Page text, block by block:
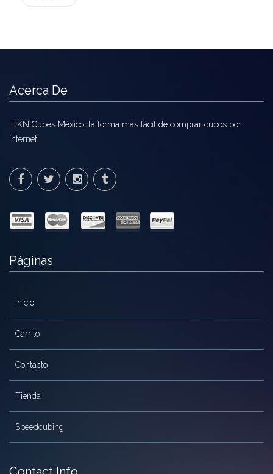
Acerca De
¡HKN Cubes México, la forma más fácil de comprar cubos por
internet!
Páginas
Inicio
Carrito
Contacto
Tienda
Speedcubing